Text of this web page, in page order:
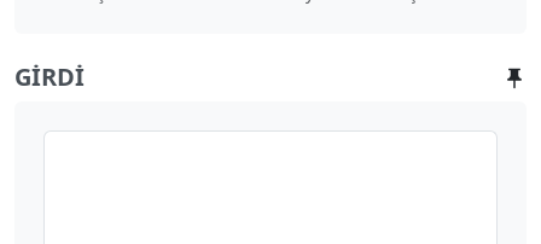
GIRDI